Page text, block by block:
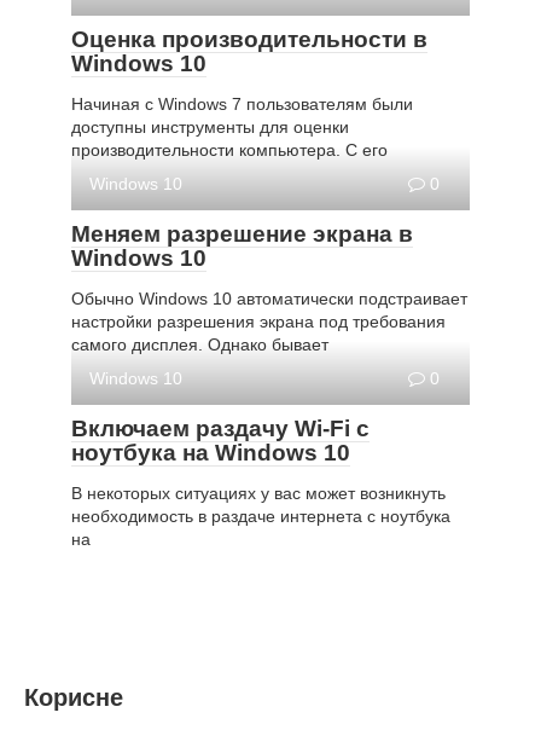
Оценка производительности в
Windows 10
Начиная с Windows 7 пользователям были
доступны инструменты для оценки
производительности компьютера. С его
Windows 10
0
Меняем разрешение экрана в
Windows 10
Обычно Windows 10 автоматически подстраивает
настройки разрешения экрана под требования
самого дисплея. Однако бывает
Windows 10
0
Включаем раздачу Wi-Fi с
ноутбука на Windows 10
В некоторых ситуациях у вас может возникнуть
необходимость в раздаче интернета с ноутбука
на
Корисне